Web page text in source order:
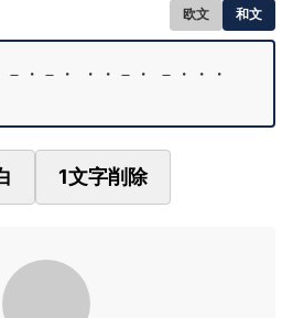
欧文 和文
・－・ ・・－・ －・・・
1文字削除